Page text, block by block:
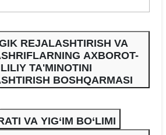
REJALASHTIRISH VA
AXBOROT-
TA'MINOTINI
BOSHQARMASI
VA YIG‘IM BO‘LIMI